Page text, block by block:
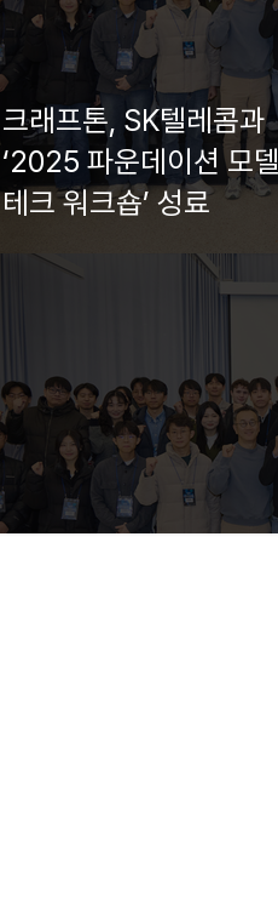
크래프톤, SK텔레콤과
‘2025 파운데이션 모델
테크 워크숍’ 성료